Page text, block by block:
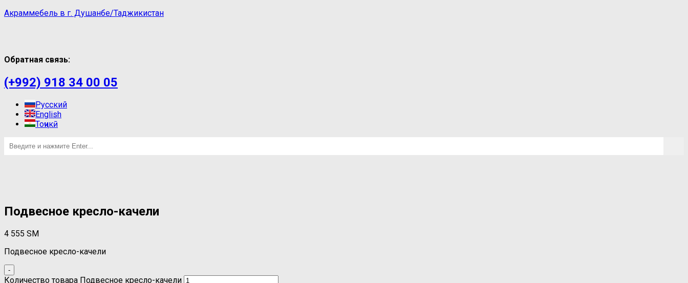
Акраммебель в г. Душанбе/Таджикистан
Обратная связь:
(+992) 918 34 00 05
Русский
English
Тоҷикӣ
Подвесное кресло-качели
4 555 ЅМ
Подвесное кресло-качели
-
Количество товара Подвесное кресло-качели